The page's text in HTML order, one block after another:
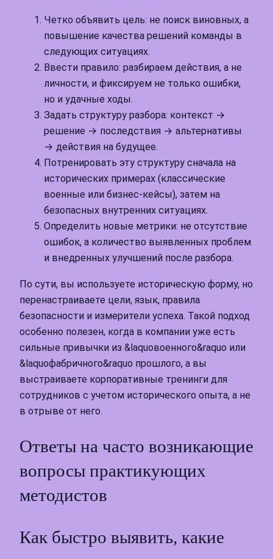
Четко объявить цель: не поиск виновных, а
повышение качества решений команды в
следующих ситуациях.
Ввести правило: разбираем действия, а не
личности, и фиксируем не только ошибки,
но и удачные ходы.
Задать структуру разбора: контекст →
решение → последствия → альтернативы
→ действия на будущее.
Потренировать эту структуру сначала на
исторических примерах (классические
военные или бизнес-кейсы), затем на
безопасных внутренних ситуациях.
Определить новые метрики: не отсутствие
ошибок, а количество выявленных проблем
и внедренных улучшений после разбора.
По сути, вы используете историческую форму, но
перенастраиваете цели, язык, правила
безопасности и измерители успеха. Такой подход
особенно полезен, когда в компании уже есть
сильные привычки из &laquoвоенного&raquo или
&laquoфабричного&raquo прошлого, а вы
выстраиваете корпоративные тренинги для
сотрудников с учетом исторического опыта, а не
в отрыве от него.
Ответы на часто возникающие
вопросы практикующих
методистов
Как быстро выявить, какие